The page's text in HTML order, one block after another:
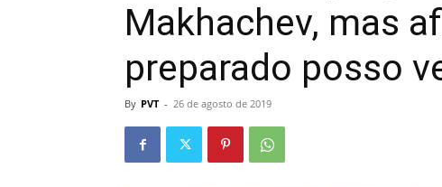
Makhachev, mas
preparado posso
By PVT - 26 de agosto de 2019